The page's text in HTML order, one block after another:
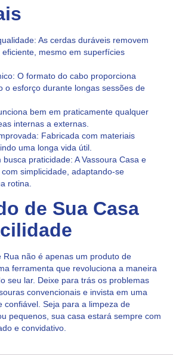
As cerdas duráveis removem
mesmo em superfícies
O formato do cabo proporciona
o esforço durante longas sessões de
bem em praticamente qualquer
internas a externas.
Fabricada com materiais
uma longa vida útil.
praticidade: A Vassoura Casa e
simplicidade, adaptando-se
rotina.
de Sua Casa
Rua não é apenas um produto de
ferramenta que revoluciona a maneira
seu lar. Deixe para trás os problemas
convencionais e invista em uma
confiável. Seja para a limpeza de
pequenos, sua casa estará sempre com
e convidativo.